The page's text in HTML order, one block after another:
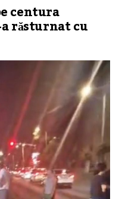
centura
răsturnat cu